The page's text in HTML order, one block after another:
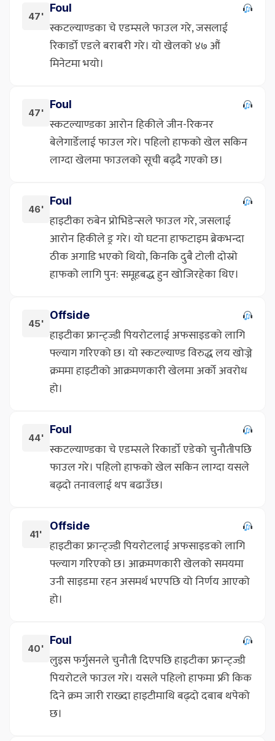
47'
Foul
स्कटल्याण्डका चे एडम्सले फाउल गरे, जसलाई
रिकार्डो एडले बराबरी गरे। यो खेलको ४७ औं
मिनेटमा भयो।
47'
Foul
स्कटल्याण्डका आरोन हिकीले जीन-रिकनर
बेलेगार्डेलाई फाउल गरे। पहिलो हाफको खेल सकिन
लाग्दा खेलमा फाउलको सूची बढ्दै गएको छ।
46'
Foul
हाइटीका रुबेन प्रोभिडेन्सले फाउल गरे, जसलाई
आरोन हिकीले ड्र गरे। यो घटना हाफटाइम ब्रेकभन्दा
ठीक अगाडि भएको थियो, किनकि दुबै टोली दोस्रो
हाफको लागि पुन: समूहबद्ध हुन खोजिरहेका थिए।
45'
Offside
हाइटीका फ्रान्ट्ज्डी पियरोटलाई अफसाइडको लागि
फ्ल्याग गरिएको छ। यो स्कटल्याण्ड विरुद्ध लय खोज्ने
क्रममा हाइटीको आक्रमणकारी खेलमा अर्को अवरोध
हो।
44'
Foul
स्कटल्याण्डका चे एडम्सले रिकार्डो एडेको चुनौतीपछि
फाउल गरे। पहिलो हाफको खेल सकिन लाग्दा यसले
बढ्दो तनावलाई थप बढाउँछ।
41'
Offside
हाइटीका फ्रान्ट्ज्डी पियरोटलाई अफसाइडको लागि
फ्ल्याग गरिएको छ। आक्रमणकारी खेलको समयमा
उनी साइडमा रहन असमर्थ भएपछि यो निर्णय आएको
हो।
40'
Foul
लुइस फर्गुसनले चुनौती दिएपछि हाइटीका फ्रान्ट्ज्डी
पियरोटले फाउल गरे। यसले पहिलो हाफमा फ्री किक
दिने क्रम जारी राख्दा हाइटीमाथि बढ्दो दबाब थपेको
छ।